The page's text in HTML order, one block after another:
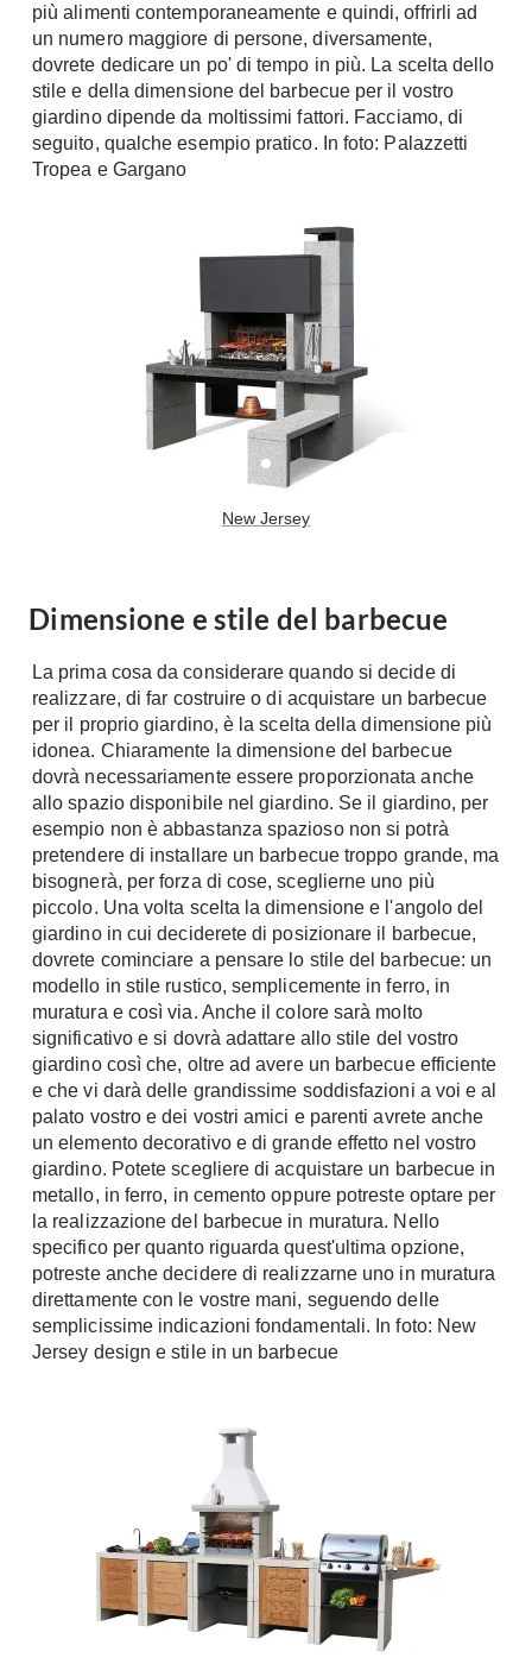
Complementi
Tavoli
Sedie
Tavolini
Tappeti
Complementi arredo
Camere Matrimoniali
Letti
Comodino
Camere Classiche
Armadio ante Battenti
Armadi ante
Scorrevoli
Cabine Armadio
Armadi su misura
Armadi Angolo
I consigli sugli armadi
Camerette
Camerette Ragazzi
Camerette Bambini
Letti a Castello
Per Neonati
Lettini
Materassi
Lattice
Memory Foam
Reti Letto
Cuscini
Consigli materassi
Cabine Doccia
Idromassaggio
Accessori Bagno
Rubinetteria
Pulizia
Detergenti
Stiro
Aspirapolvere
Ristrutturazione
Console
Porte
Blindate
Porte Interne
Porte Scorrevoli
Portoni
Maniglie
Finestre
Finestre Pvc
Finestre Alluminio
Finestre Legno
Persiane
Scale
A Chiocciola
Scale Interni
Ringhiere
Rivestimenti
Ceramica
Carta da parati
Pavimenti esterni
Fai da Te
più alimenti contemporaneamente e quindi, offrirli ad
un numero maggiore di persone, diversamente,
dovrete dedicare un po' di tempo in più. La scelta dello
stile e della dimensione del barbecue per il vostro
giardino dipende da moltissimi fattori. Facciamo, di
seguito, qualche esempio pratico. In foto: Palazzetti
Tropea e Gargano
New Jersey
Dimensione e stile del barbecue
La prima cosa da considerare quando si decide di
realizzare, di far costruire o di acquistare un barbecue
per il proprio giardino, è la scelta della dimensione più
idonea. Chiaramente la dimensione del barbecue
dovrà necessariamente essere proporzionata anche
allo spazio disponibile nel giardino. Se il giardino, per
esempio non è abbastanza spazioso non si potrà
pretendere di installare un barbecue troppo grande, ma
bisognerà, per forza di cose, sceglierne uno più
piccolo. Una volta scelta la dimensione e l'angolo del
giardino in cui deciderete di posizionare il barbecue,
dovrete cominciare a pensare lo stile del barbecue: un
modello in stile rustico, semplicemente in ferro, in
muratura e così via. Anche il colore sarà molto
significativo e si dovrà adattare allo stile del vostro
giardino così che, oltre ad avere un barbecue efficiente
e che vi darà delle grandissime soddisfazioni a voi e al
palato vostro e dei vostri amici e parenti avrete anche
un elemento decorativo e di grande effetto nel vostro
giardino. Potete scegliere di acquistare un barbecue in
metallo, in ferro, in cemento oppure potreste optare per
la realizzazione del barbecue in muratura. Nello
specifico per quanto riguarda quest'ultima opzione,
potreste anche decidere di realizzarne uno in muratura
direttamente con le vostre mani, seguendo delle
semplicissime indicazioni fondamentali. In foto: New
Jersey design e stile in un barbecue